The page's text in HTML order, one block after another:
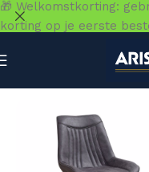
🎁 Welkomstkorting:
korting op je eerste